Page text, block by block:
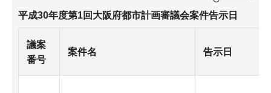
平成30年度第1回大阪府都市計画審議会案件告示日
議案
番号
案件名 告示日